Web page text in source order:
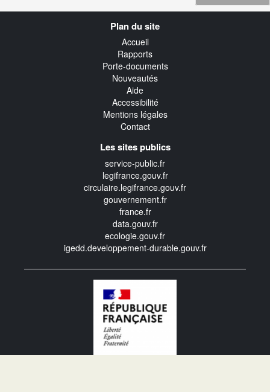
Plan du site
Accueil
Rapports
Porte-documents
Nouveautés
Aide
Accessibilité
Mentions légales
Contact
Les sites publics
service-public.fr
legifrance.gouv.fr
circulaire.legifrance.gouv.fr
gouvernement.fr
france.fr
data.gouv.fr
ecologie.gouv.fr
igedd.developpement-durable.gouv.fr